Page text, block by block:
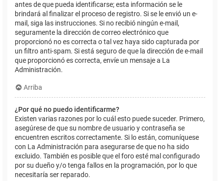
antes de que pueda identificarse; esta información se le
brindará al finalizar el proceso de registro. Si se le envió un e-
mail, siga las instrucciones. Si no recibió ningún e-mail,
seguramente la dirección de correo electrónico que
proporcionó no es correcta o tal vez haya sido capturada por
un filtro anti-spam. Si está seguro de que la dirección de e-mail
que proporcionó es correcta, envíe un mensaje a La
Administración.
Arriba
¿Por qué no puedo identificarme?
Existen varias razones por lo cuál esto puede suceder. Primero,
asegúrese de que su nombre de usuario y contraseña se
encuentren escritos correctamente. Si lo están, comuníquese
con La Administración para asegurarse de que no ha sido
excluido. También es posible que el foro esté mal configurado
por su dueño y/o tenga fallos en la programación, por lo que
necesitaría ser reparado.